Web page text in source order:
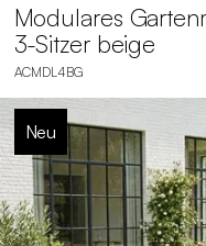
Modulares
3-Sitzer beige
ACMDL4BG
Neu